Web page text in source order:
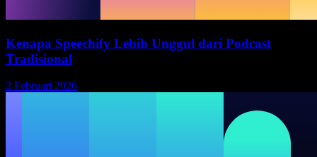
Kenapa Speechify Lebih Unggul dari Podcast
Tradisional
2 Februari 2026